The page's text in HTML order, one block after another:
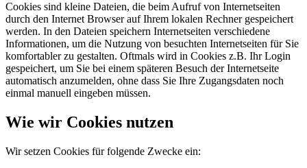
Cookies sind kleine Dateien, die beim Aufruf von Internetseiten
durch den Internet Browser auf Ihrem lokalen Rechner gespeichert
werden. In den Dateien speichern Internetseiten verschiedene
Informationen, um die Nutzung von besuchten Internetseiten für Sie
komfortabler zu gestalten. Oftmals wird in Cookies z.B. Ihr Login
gespeichert, um Sie bei einem späteren Besuch der Internetseite
automatisch anzumelden, ohne dass Sie Ihre Zugangsdaten noch
einmal manuell eingeben müssen.
Wie wir Cookies nutzen
Wir setzen Cookies für folgende Zwecke ein: